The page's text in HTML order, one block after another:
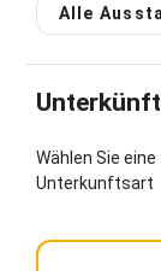
Alle
Wählen Sie eine
Unterkunftsart